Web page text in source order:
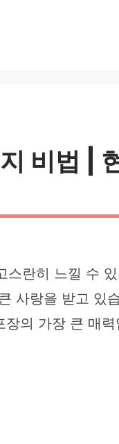
비법 |
란히 느낄 수
사랑을 받고
의 가장 큰 매